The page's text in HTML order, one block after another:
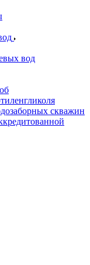
вод
скважин